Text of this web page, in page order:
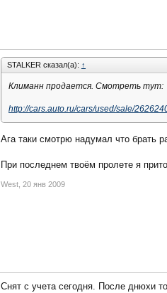
STALKER сказал(а): ↑
Климанн продается. Смотреть тут:
http://cars.auto.ru/cars/used/sale/
Ага таки смотрю надумал что брать
При последнем твоём пролете я
West 20 янв 2009
Снят с учета сегодня. После днюхи